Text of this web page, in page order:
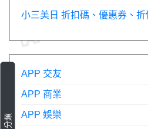
小三美日 折扣碼、優惠券、
分類
APP 交友
APP 商業
APP 娛樂